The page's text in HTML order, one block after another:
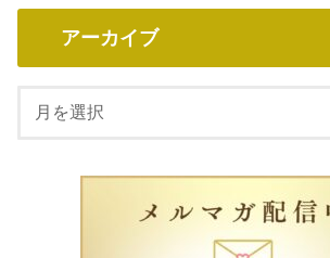
アーカイブ